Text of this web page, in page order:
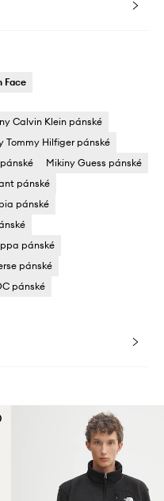
Face
Calvin Klein pánské
Tommy Hilfiger pánské
Mikiny Guess pánské
pánské
pánské
pánské
pánské
pánské